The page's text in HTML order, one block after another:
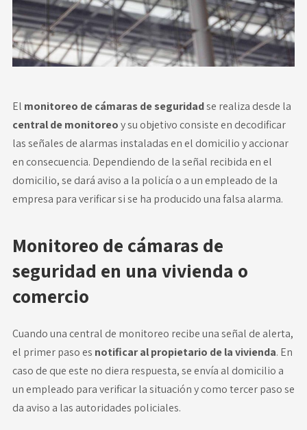
Faq
Contacto
El monitoreo de cámaras de seguridadse realiza desde la
central de monitoreoy su objetivo consiste en decodificar
las señales de alarmas instaladas en el domicilio y accionar
en consecuencia. Dependiendo de la señal recibida en el
domicilio, se dará aviso a la policía o a un empleado de la
empresa para verificar si se ha producido una falsa alarma.
Monitoreo de cámaras de
seguridad en una vivienda o
comercio
Cuando una central de monitoreo recibe una señal de alerta,
el primer paso es notificar al propietario de la vivienda. En
caso de que este no diera respuesta, se envía al domicilio a
un empleado para verificar la situación y como tercer paso se
da aviso a las autoridades policiales.